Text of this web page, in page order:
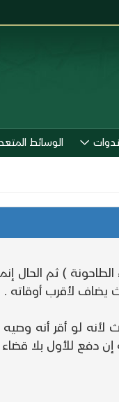
الوسائط
) ثم الحال
لأقرب أوقاته .
لو أقر أنه وصيه
دفع للأول بلا قضاء .